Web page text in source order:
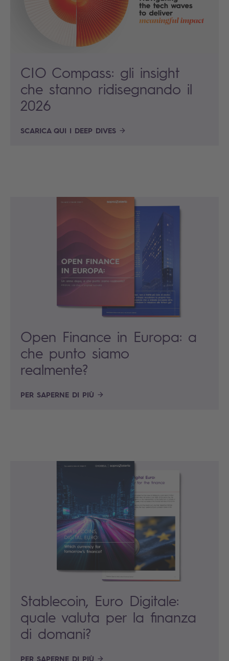
CIO Compass: gli insight
che stanno ridisegnando il
2026
SCARICA QUI I DEEP DIVES
Open Finance in Europa: a
che punto siamo
realmente?
PER SAPERNE DI PIÙ
Stablecoin, Euro Digitale:
quale valuta per la finanza
di domani?
PER SAPERNE DI PIÙ